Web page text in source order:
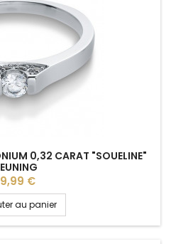
0,32 CARAT "SOUELINE"
€
au panier